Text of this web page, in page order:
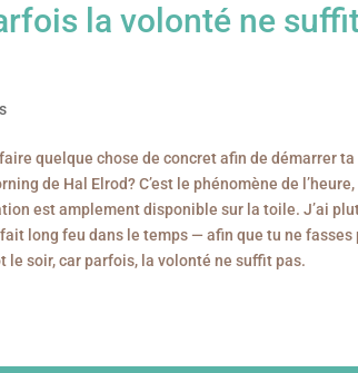
la volonté ne
quelque chose de concret afin de démarrer ta
de Hal Elrod? C’est le phénomène de
est amplement disponible sur la toile. J’ai
long feu dans le temps — afin que tu ne fasses
le soir, car parfois, la volonté ne suffit pas.